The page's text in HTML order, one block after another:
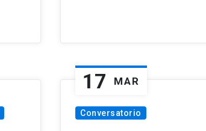
17 MAR
Conversatorio